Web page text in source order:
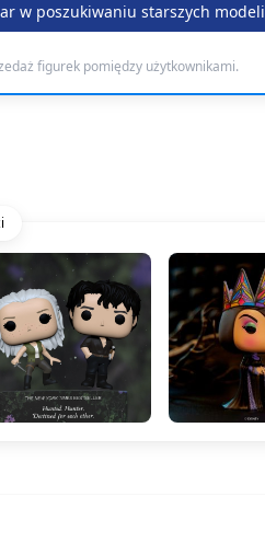
w poszukiwaniu starszych modeli
figurek pomiędzy użytkownikami.